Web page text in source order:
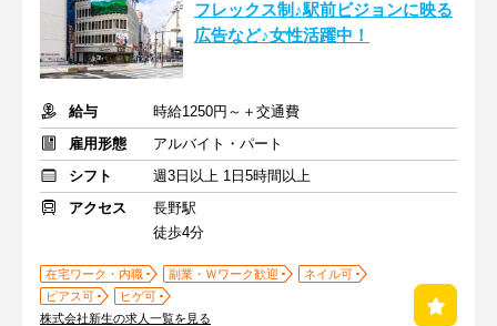
フレックス制♪駅前ビジョンに映る
広告など♪女性活躍中！
給与
時給1250円～＋交通費
雇用形態
アルバイト・パート
シフト
週3日以上 1日5時間以上
アクセス
長野駅
徒歩4分
在宅ワーク・内職 副業・Ｗワーク歓迎
ネイル可
ピアス可
ヒゲ可
株式会社新生の求人一覧を見る